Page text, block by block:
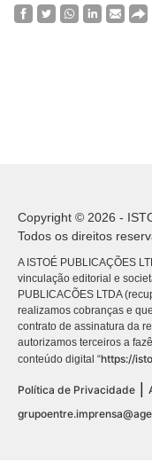
Copyright © 2026 -
Todos os direitos
A ISTOÉ PUBLICAÇÕES
vinculação editorial e
PUBLICACÕES LTDA
realizamos cobranças e
contrato de assinatura da
autorizamos terceiros a
conteúdo digital “https://
Política de Privacidade